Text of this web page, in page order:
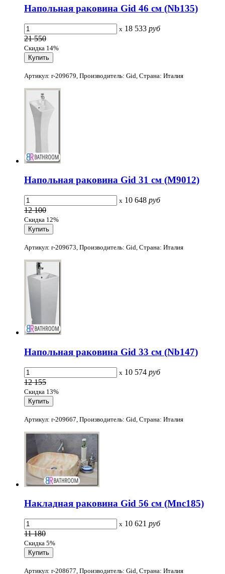
Напольная раковина Gid 46 см (Nb135)
x 18 533 руб
21 550
Скидка 14%
Артикул: r-209679, Производитель: Gid, Страна: Италия
Напольная раковина Gid 31 см (M9012)
x 10 648 руб
12 100
Скидка 12%
Артикул: r-209673, Производитель: Gid, Страна: Италия
Напольная раковина Gid 33 см (Nb147)
x 10 574 руб
12 155
Скидка 13%
Артикул: r-209667, Производитель: Gid, Страна: Италия
Накладная раковина Gid 56 см (Mnc185)
x 10 621 руб
11 180
Скидка 5%
Артикул: r-208677, Производитель: Gid, Страна: Италия